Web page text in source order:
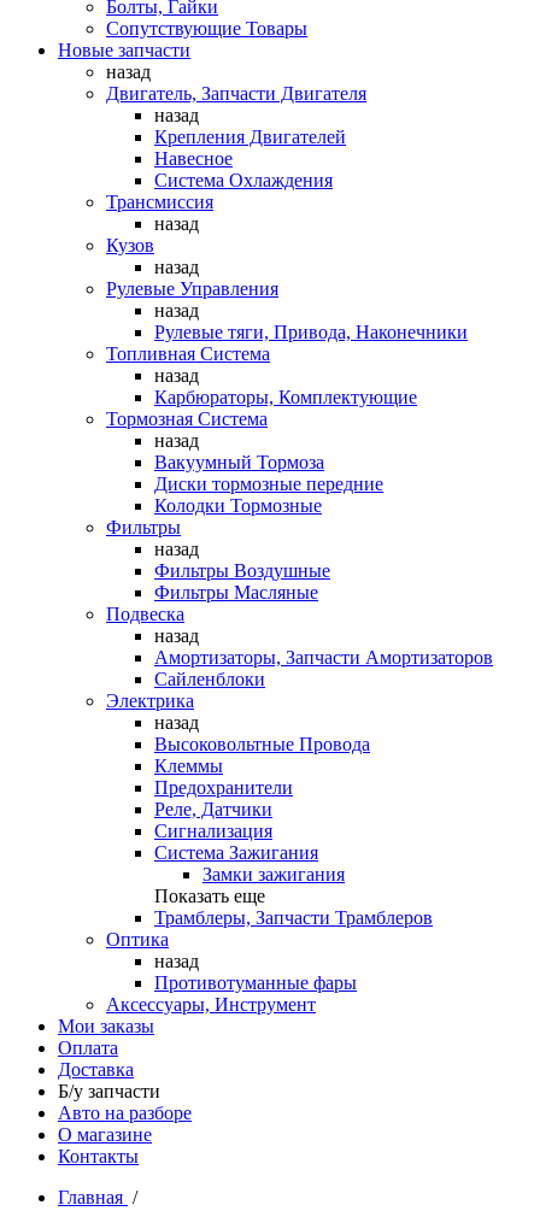
Болты, Гайки
Сопутствующие Товары
Новые запчасти
назад
Двигатель, Запчасти Двигателя
назад
Крепления Двигателей
Навесное
Система Охлаждения
Трансмиссия
назад
Кузов
назад
Рулевые Управления
назад
Рулевые тяги, Привода, Наконечники
Топливная Система
назад
Карбюраторы, Комплектующие
Тормозная Система
назад
Вакуумный Тормоза
Диски тормозные передние
Колодки Тормозные
Фильтры
назад
Фильтры Воздушные
Фильтры Масляные
Подвеска
назад
Амортизаторы, Запчасти Амортизаторов
Сайленблоки
Электрика
назад
Высоковольтные Провода
Клеммы
Предохранители
Реле, Датчики
Сигнализация
Система Зажигания
Замки зажигания
Показать еще
Трамблеры, Запчасти Трамблеров
Оптика
назад
Противотуманные фары
Аксессуары, Инструмент
Мои заказы
Оплата
Доставка
Б/у запчасти
Авто на разборе
О магазине
Контакты
Главная /